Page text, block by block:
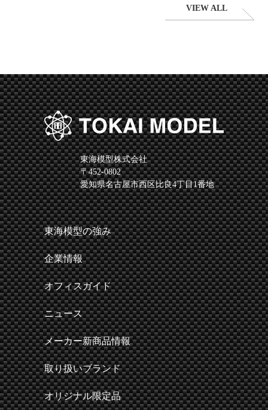
VIEW ALL
東海模型株式会社
〒452-0802
愛知県名古屋市西区比良4丁目1番地
東海模型の強み
企業情報
オフィスガイド
ニュース
メーカー新商品情報
取り扱いブランド
オリジナル限定品